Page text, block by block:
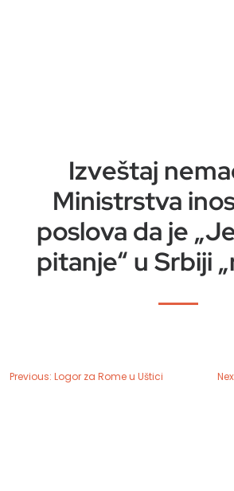
Izveštaj
Ministrstva
poslova da je
pitanje“ u Srbiji
Previous: Logor za Rome u Uštici